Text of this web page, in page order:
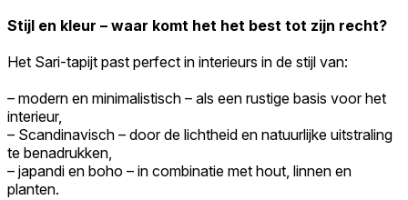
Stijl en kleur – waar komt het het best tot zijn recht?
Het Sari-tapijt past perfect in interieurs in de stijl van:
– modern en minimalistisch – als een rustige basis voor het
interieur,
– Scandinavisch – door de lichtheid en natuurlijke uitstraling
te benadrukken,
– japandi en boho – in combinatie met hout, linnen en
planten.